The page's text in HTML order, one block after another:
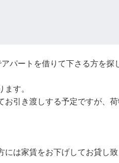
パートを借りて下さる方を探
す。
お引き渡しする予定ですが、
は家賃をお下げしてお貸し致